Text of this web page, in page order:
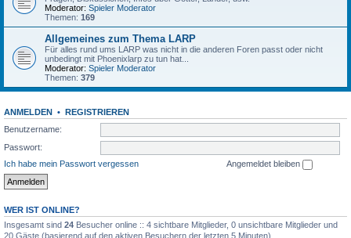
Moderator: Spieler Moderator
Themen: 169
Allgemeines zum Thema LARP
Für alles rund ums LARP was nicht in die anderen Foren passt oder nicht
unbedingt mit Phoenixlarp zu tun hat...
Moderator: Spieler Moderator
Themen: 379
ANMELDEN • REGISTRIEREN
Benutzername:
Passwort:
Ich habe mein Passwort vergessen
Angemeldet bleiben
WER IST ONLINE?
Insgesamt sind 24 Besucher online :: 4 sichtbare Mitglieder, 0 unsichtbare Mitglieder und
20 Gäste (basierend auf den aktiven Besuchern der letzten 5 Minuten)